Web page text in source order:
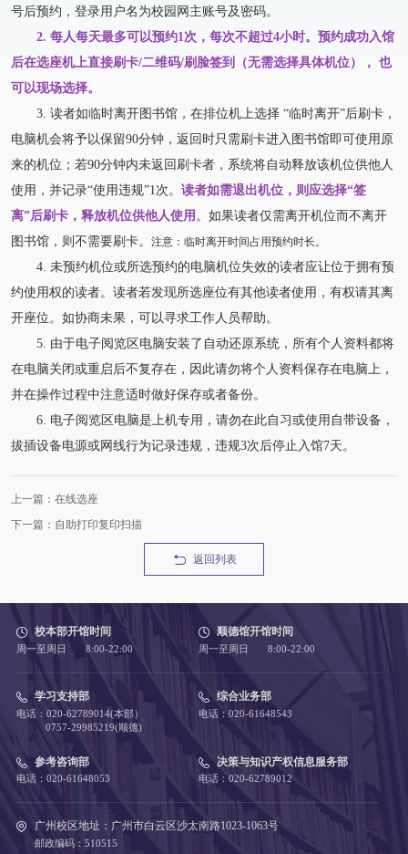
号后预约，登录用户名为校园网主账号及密码。
2. 每人每天最多可以预约1次，每次不超过4小时。预约成功入馆
后在选座机上直接刷卡/二维码/刷脸签到（无需选择具体机位）， 也
可以现场选择。
3. 读者如临时离开图书馆，在排位机上选择 “临时离开”后刷卡，
电脑机会将予以保留90分钟，返回时只需刷卡进入图书馆即可使用原
来的机位；若90分钟内未返回刷卡者，系统将自动释放该机位供他人
使用，并记录“使用违规”1次。 读者如需退出机位，则应选择“签
离”后刷卡，释放机位供他人使用 。如果读者仅需离开机位而不离开
图书馆，则不需要刷卡。 注意：临时离开时间占用预约时长。
4. 未预约机位或所选预约的电脑机位失效的读者应让位于拥有预
约使用权的读者。读者若发现所选座位有其他读者使用，有权请其离
开座位。如协商未果，可以寻求工作人员帮助。
5. 由于电子阅览区电脑安装了自动还原系统，所有个人资料都将
在电脑关闭或重启后不复存在，因此请勿将个人资料保存在电脑上，
并在操作过程中注意适时做好保存或者备份。
6. 电子阅览区电脑是上机专用，请勿在此自习或使用自带设备，
拔插设备电源或网线行为记录违规，违规3次后停止入馆7天。
上一篇：在线选座
下一篇：自助打印复印扫描
返回列表
校本部开馆时间
周一至周日 8:00-22:00
顺德馆开馆时间
周一至周日 8:00-22:00
学习支持部
电话：020-62789014(本部）
0757-29985219(顺德)
综合业务部
电话：020-61648543
参考咨询部
电话：020-61648053
决策与知识产权信息服务部
电话：020-62789012
广州校区地址：广州市白云区沙太南路1023-1063号
邮政编码：510515